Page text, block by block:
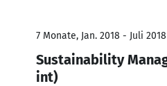
7 Monate, Jan. 2018 - Juli 2018
Sustainability
int)